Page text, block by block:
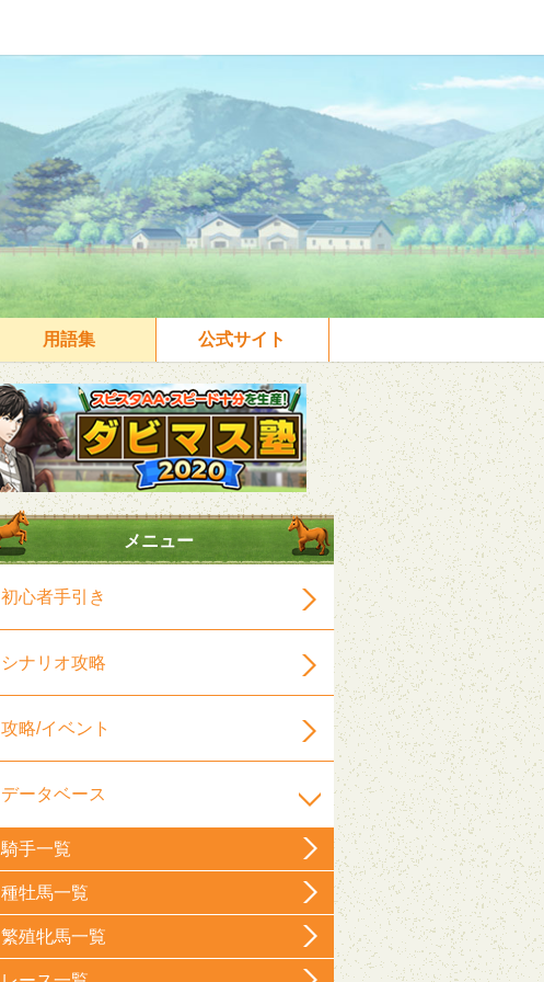
用語集 公式サイト
メニュー
初心者手引き
シナリオ攻略
攻略/イベント
データベース
騎手一覧
種牡馬一覧
繁殖牝馬一覧